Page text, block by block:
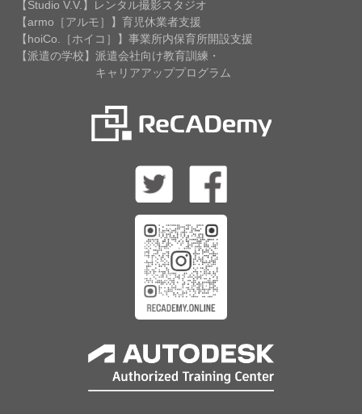
【Studio V.V.】レンタル撮影スタジオ
【armo［アルモ］】育児休業者支援
【hoiCo.［ホイコ］】事業所内保育所開設支援
【派遣の学校】派遣会社向け教育訓練・
キャリアアッププログラム